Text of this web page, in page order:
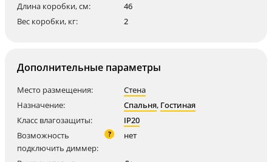
Длина коробки, см:
46
Вес коробки, кг:
2
Дополнительные параметры
Место размещения:
Стена
Назначение:
Спальня, Гостиная
Класс влагозащиты:
IP20
Возможность
подключить диммер:
? нет